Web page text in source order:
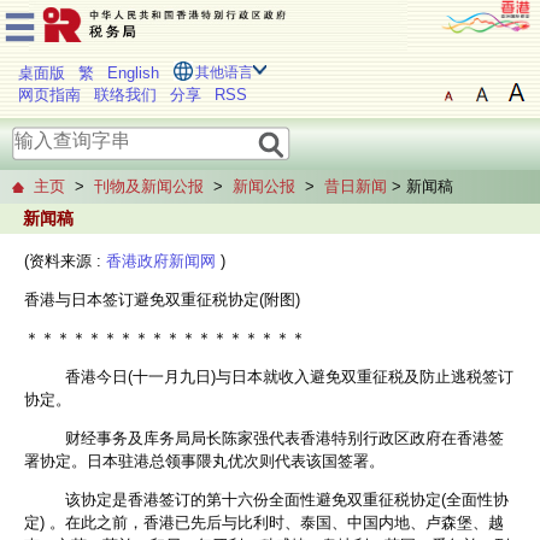
桌面版 繁 English 其他语言
网页指南 联络我们 分享 RSS
主页 > 刊物及新闻公报 > 新闻公报 > 昔日新闻 > 新闻稿
新闻稿
(资料来源 : 香港政府新闻网 )
香港与日本签订避免双重征税协定(附图)
＊＊＊＊＊＊＊＊＊＊＊＊＊＊＊＊＊＊
香港今日(十一月九日)与日本就收入避免双重征税及防止逃税签订
协定。
财经事务及库务局局长陈家强代表香港特别行政区政府在香港签
署协定。日本驻港总领事隈丸优次则代表该国签署。
该协定是香港签订的第十六份全面性避免双重征税协定(全面性协
定) 。在此之前，香港已先后与比利时、泰国、中国内地、卢森堡、越